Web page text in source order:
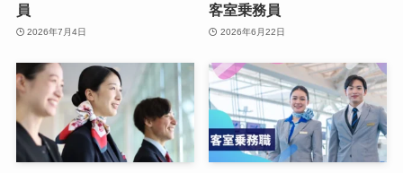
員
2026年7月4日
客室乗務員
2026年6月22日